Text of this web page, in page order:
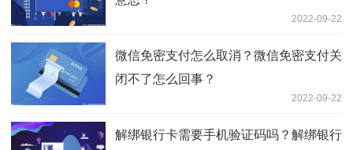
2022-09-22
微信免密支付怎么取消？微信免密支付关
闭不了怎么回事？
2022-09-22
解绑银行卡需要手机验证码吗？解绑银行